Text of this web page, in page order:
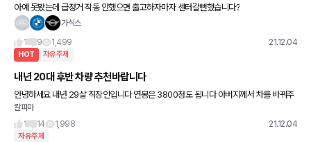
아예 못봤는데 급정거 작동 안했으면 출고하자마자 센터갈뻔했습니다?
가식스
1
9 1,499 21.12.04
HOT 자유주제
내년 20대 후반 차량 추천바랍니다
안녕하세요 내년 29살 직장인입니다 연봉은 3800정도 됩니다 아버지께서 차를 바꿔주
신다고 하셔서 고민중입니다 현재는 15년식 산타페를 타고 있습니다 GV70을 사주신다
고 하셨는데 제네시스가 제 입
칼파마
1
14 1,998 21.12.04
자유주제